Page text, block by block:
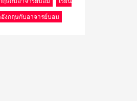
งกฤษกับอาจารย์บอม